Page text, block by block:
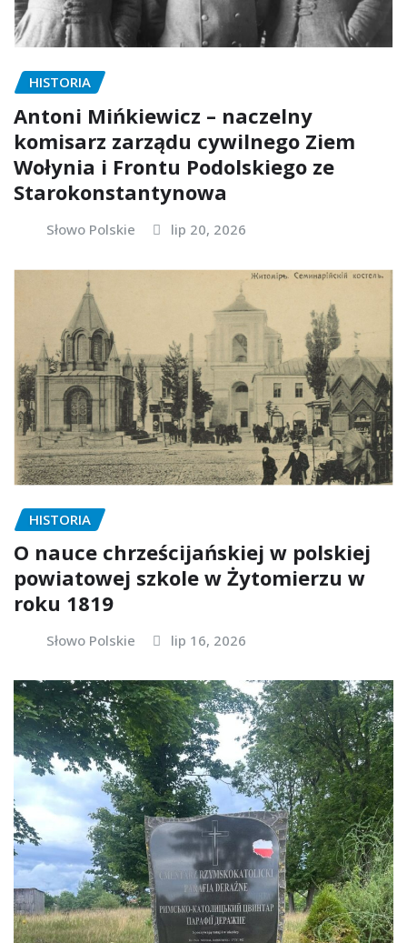
HISTORIA
Antoni Mińkiewicz – naczelny
komisarz zarządu cywilnego Ziem
Wołynia i Frontu Podolskiego ze
Starokonstantynowa
Słowo Polskie lip 20, 2026
HISTORIA
O nauce chrześcijańskiej w polskiej
powiatowej szkole w Żytomierzu w
roku 1819
Słowo Polskie lip 16, 2026